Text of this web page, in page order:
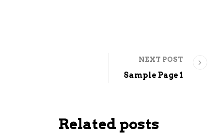
NEXT POST
Sample Page 1
Related posts